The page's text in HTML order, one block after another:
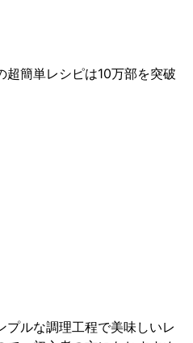
超簡単レシピは10万部を突破
ルな調理工程で美味しいレ